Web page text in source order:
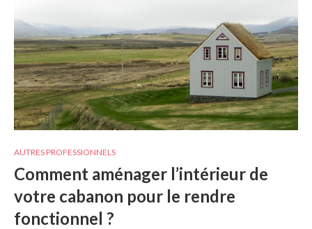
AUTRES PROFESSIONNELS
Comment aménager l’intérieur de
votre cabanon pour le rendre
fonctionnel ?